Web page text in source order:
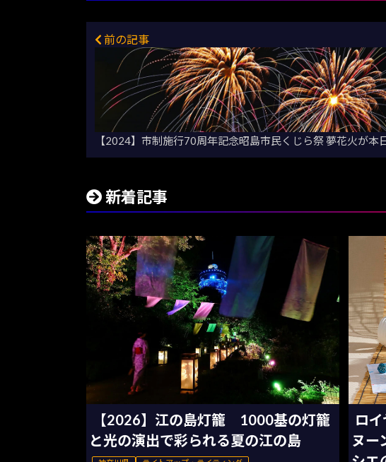
前の記事
【2024】市制施行70周年記念昭島市民くじら祭 夢花火が本
新着記事
【2026】江の島灯籠 1000基の灯籠
と光の演出で彩られる夏の江の島
ロ
ヌー